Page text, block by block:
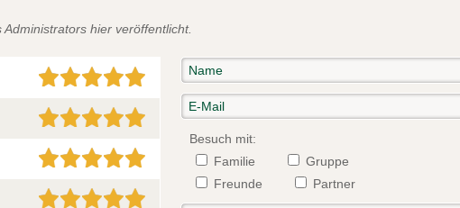
hier veröffentlicht.
Besuch mit:
Familie
Gruppe
Freunde
Partner